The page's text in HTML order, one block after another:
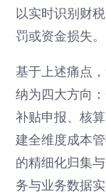
以实时识别财
罚或资金损失。
基于上述痛点
纳为四大方向
补贴申报、核
建全维度成本
的精细化归集
务与业务数据